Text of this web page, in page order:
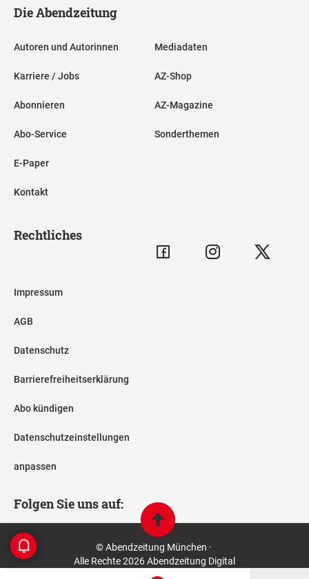
Die Abendzeitung
Autoren und Autorinnen
Karriere / Jobs
Abonnieren
Abo-Service
E-Paper
Kontakt
Mediadaten
AZ-Shop
AZ-Magazine
Sonderthemen
Rechtliches
Impressum
AGB
Datenschutz
Barrierefreiheitserklärung
Abo kündigen
Datenschutzeinstellungen
anpassen
Folgen Sie uns auf:
© Abendzeitung München ·
Alle Rechte 2026 Abendzeitung Digital